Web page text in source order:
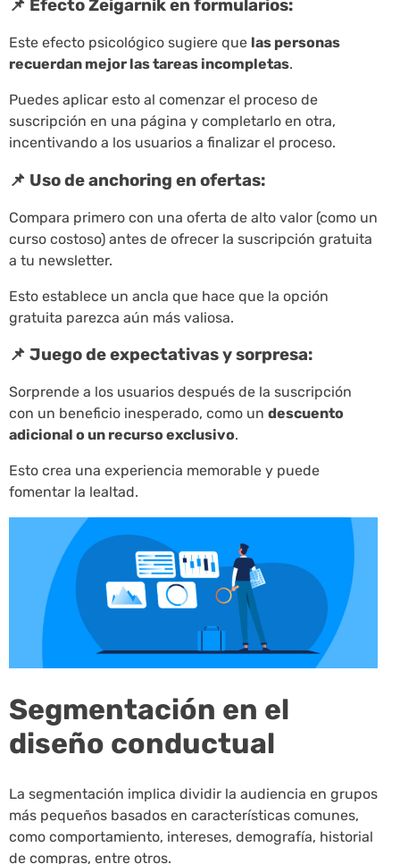
📌 Efecto Zeigarnik en formularios:
Este efecto psicológico sugiere que las personas
recuerdan mejor las tareas incompletas.
Puedes aplicar esto al comenzar el proceso de
suscripción en una página y completarlo en otra,
incentivando a los usuarios a finalizar el proceso.
📌 Uso de anchoring en ofertas:
Compara primero con una oferta de alto valor (como un
curso costoso) antes de ofrecer la suscripción gratuita
a tu newsletter.
Esto establece un ancla que hace que la opción
gratuita parezca aún más valiosa.
📌 Juego de expectativas y sorpresa:
Sorprende a los usuarios después de la suscripción
con un beneficio inesperado, como un descuento
adicional o un recurso exclusivo.
Esto crea una experiencia memorable y puede
fomentar la lealtad.
Segmentación en el
diseño conductual
La segmentación implica dividir la audiencia en grupos
más pequeños basados en características comunes,
como comportamiento, intereses, demografía, historial
de compras, entre otros.